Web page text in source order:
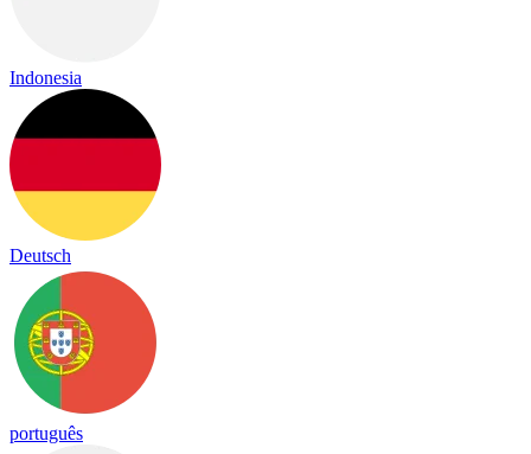
Indonesia
Deutsch
português